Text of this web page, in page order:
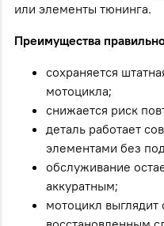
или элементы тюнинга.
Преимущества
сохраняется
мотоцикла;
снижается риск
деталь работает
элементами без
обслуживание
аккуратным;
мотоцикл